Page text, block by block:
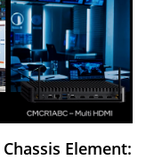
Element: